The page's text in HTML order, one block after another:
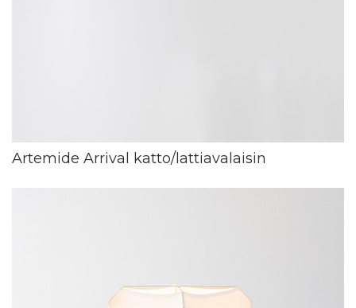
Artemide Arrival katto/lattiavalaisin